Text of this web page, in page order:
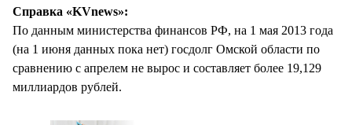
Справка «KVnews»:
По данным министерства финансов РФ, на 1 мая 2013 года
(на 1 июня данных пока нет) госдолг Омской области по
сравнению с апрелем не вырос и составляет более 19,129
миллиардов рублей.